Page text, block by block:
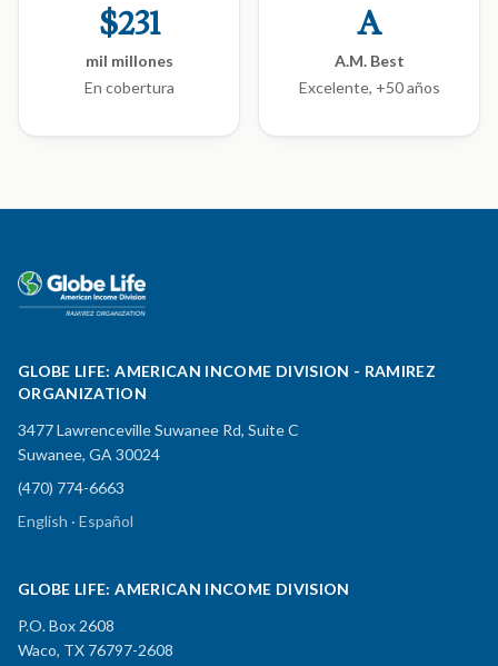
$231
mil millones
En cobertura
A
A.M. Best
Excelente, +50 años
GLOBE LIFE: AMERICAN INCOME DIVISION - RAMIREZ
ORGANIZATION
3477 Lawrenceville Suwanee Rd, Suite C
Suwanee, GA 30024
(470) 774-6663
English · Español
GLOBE LIFE: AMERICAN INCOME DIVISION
P.O. Box 2608
Waco, TX 76797-2608